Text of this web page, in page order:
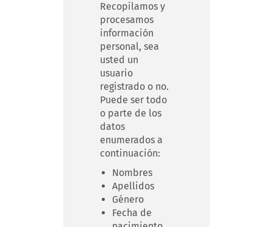
Recopilamos y
procesamos
información
personal, sea
usted un
usuario
registrado o no.
Puede ser todo
o parte de los
datos
enumerados a
continuación:
Nombres
Apellidos
Género
Fecha de